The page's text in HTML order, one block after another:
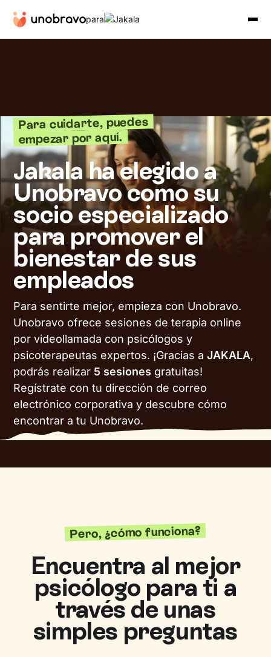
para
Para cuidarte, puedes
empezar por aquí.
Jakala ha elegido a
Unobravo como su
socio especializado
para promover el
bienestar de sus
empleados
Para sentirte mejor, empieza con Unobravo.
Unobravo ofrece sesiones de terapia online
por videollamada con psicólogos y
psicoterapeutas expertos. ¡Gracias aJAKALA,
podrás realizar 5 sesiones gratuitas!
Regístrate con tu dirección de correo
electrónico corporativa y descubre cómo
encontrar a tu Unobravo.
Pero, ¿cómo funciona?
Encuentra al mejor
psicólogo para ti a
través de unas
simples preguntas